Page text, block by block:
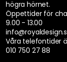
högra hörnet.
Öppettider för
9.00 - 13.00
Våra telefontider
010 750 27 88